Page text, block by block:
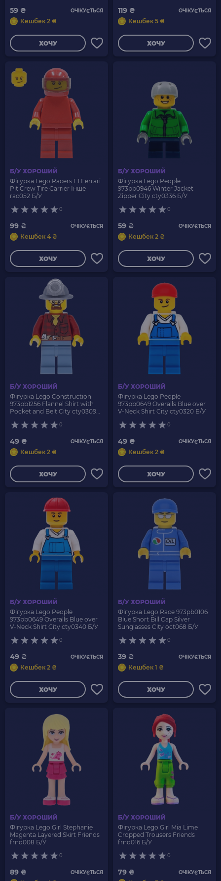
59 ₴ ОЧІКУЄТЬСЯ
Кешбек 2 ₴
ХОЧУ
119 ₴ ОЧІКУЄТЬСЯ
Кешбек 5 ₴
ХОЧУ
Б/У ХОРОШИЙ
Фігурка Lego Racers F1 Ferrari
Pit Crew Tire Carrier Інше
rac052 Б/У
0
99 ₴ ОЧІКУЄТЬСЯ
Кешбек 4 ₴
ХОЧУ
Б/У ХОРОШИЙ
Фігурка Lego People
973pb0946 Winter Jacket
Zipper City cty0336 Б/У
0
59 ₴ ОЧІКУЄТЬСЯ
Кешбек 2 ₴
ХОЧУ
Б/У ХОРОШИЙ
Фігурка Lego Construction
973pb1256 Flannel Shirt with
Pocket and Belt City cty0309
0
49 ₴ ОЧІКУЄТЬСЯ
Кешбек 2 ₴
ХОЧУ
Б/У ХОРОШИЙ
Фігурка Lego People
973pb0649 Overalls Blue over
V-Neck Shirt City cty0320 Б/У
0
49 ₴ ОЧІКУЄТЬСЯ
Кешбек 2 ₴
ХОЧУ
Б/У ХОРОШИЙ
Фігурка Lego People
973pb0649 Overalls Blue over
V-Neck Shirt City cty0340 Б/У
0
49 ₴ ОЧІКУЄТЬСЯ
Кешбек 2 ₴
ХОЧУ
Б/У ХОРОШИЙ
Фігурка Lego Race 973pb0106
Blue Short Bill Cap Silver
Sunglasses City oct068 Б/У
0
39 ₴ ОЧІКУЄТЬСЯ
Кешбек 1 ₴
ХОЧУ
Б/У ХОРОШИЙ
Фігурка Lego Girl Stephanie
Magenta Layered Skirt Friends
frnd008 Б/У
0
89 ₴ ОЧІКУЄТЬСЯ
Б/У ХОРОШИЙ
Фігурка Lego Girl Mia Lime
Cropped Trousers Friends
frnd016 Б/У
0
79 ₴ ОЧІКУЄТЬСЯ